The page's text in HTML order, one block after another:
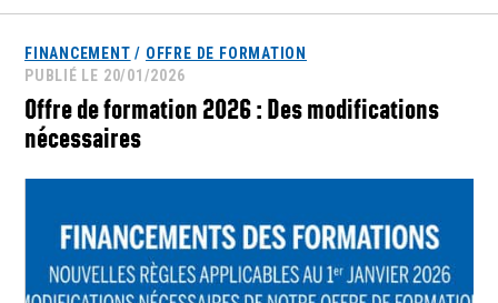
FINANCEMENT / OFFRE DE FORMATION
PUBLIÉ LE 20/01/2026
Offre de formation 2026 : Des modifications
nécessaires